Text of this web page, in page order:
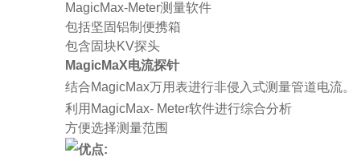
MagicMax-Meter测量软件
包括坚固铝制便携箱
包含固块KV探头
MagicMaX电流探针
结合MagicMax万用表进行非侵入式测量管道电流。
利用MagicMax- Meter软件进行综合分析
方便选择测量范围
优点: